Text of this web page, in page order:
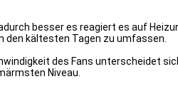
besser es reagiert es auf
den kältesten Tagen zu umfassen.
des Fans unterscheidet
Niveau.